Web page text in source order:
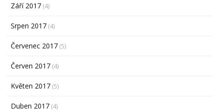
Září 2017 (4)
Srpen 2017 (4)
Červenec 2017 (5)
Červen 2017 (4)
Květen 2017 (5)
Duben 2017 (4)